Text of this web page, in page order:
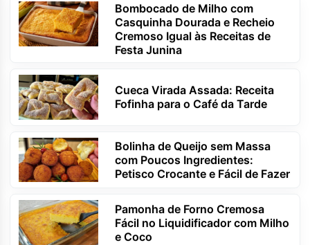
Bombocado de Milho com
Casquinha Dourada e Recheio
Cremoso Igual às Receitas de
Festa Junina
Cueca Virada Assada: Receita
Fofinha para o Café da Tarde
Bolinha de Queijo sem Massa
com Poucos Ingredientes:
Petisco Crocante e Fácil de Fazer
Pamonha de Forno Cremosa
Fácil no Liquidificador com Milho
e Coco